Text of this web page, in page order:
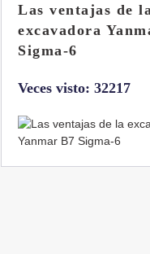
Las ventajas de la
excavadora
Sigma-6
Veces visto: 32217